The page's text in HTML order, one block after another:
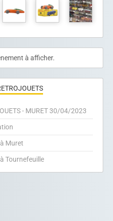
à afficher.
- MURET 30/04/2023
Muret
Tournefeuille